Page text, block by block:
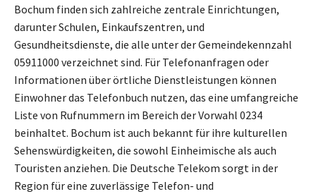
Bochum finden sich zahlreiche zentrale Einrichtungen,
darunter Schulen, Einkaufszentren, und
Gesundheitsdienste, die alle unter der Gemeindekennzahl
05911000 verzeichnet sind. Für Telefonanfragen oder
Informationen über örtliche Dienstleistungen können
Einwohner das Telefonbuch nutzen, das eine umfangreiche
Liste von Rufnummern im Bereich der Vorwahl 0234
beinhaltet. Bochum ist auch bekannt für ihre kulturellen
Sehenswürdigkeiten, die sowohl Einheimische als auch
Touristen anziehen. Die Deutsche Telekom sorgt in der
Region für eine zuverlässige Telefon- und